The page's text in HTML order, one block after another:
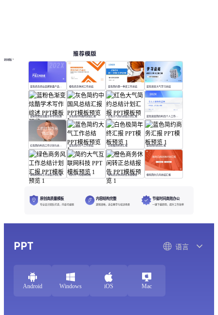
推荐模版
更多模板
蓝色商务商业品牌复盘产品工作总结 橙色商务休闲工作总结 蓝色简约第一季度工作总结 蓝色渐变大气学习总结
蓝粉色渐变炫酷学术写作综述 灰色简约中国风总结汇报 红色大气简约总结计划汇报
蓝色简约大气工作总结 白色极简年终汇报 蓝色简约商务汇报
绿色商务风工作总结计划汇报 简约大气互联网科技 橙色商务休闲转正总结报告 橙色简约几何总结汇报
原创高质量模板
专业设计团队打造，内容可编辑
内容结构完整
逻辑清晰，适合教学与培训场景
节省时间高效办公
一键下载即用，提升工作效率
PPT 语言
Android Windows iOS Mac